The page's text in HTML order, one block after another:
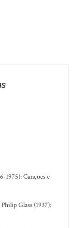
1975): Canções e
Glass (1937):